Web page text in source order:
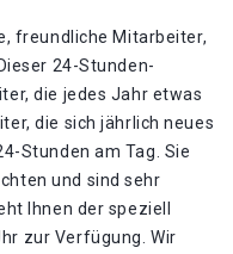
freundliche Mitarbeiter,
24-Stunden-
die jedes Jahr etwas
die sich jährlich neues
Stunden am Tag. Sie
und sind sehr
Ihnen der speziell
zur Verfügung. Wir